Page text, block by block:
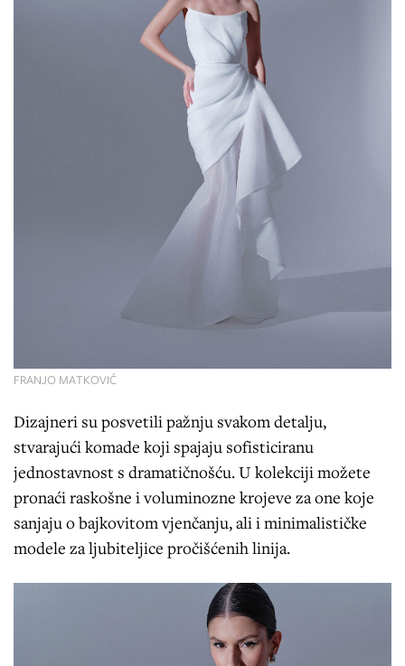
FRANJO MATKOVIĆ
Dizajneri su posvetili pažnju svakom detalju,
stvarajući komade koji spajaju sofisticiranu
jednostavnost s dramatičnošću. U kolekciji možete
pronaći raskošne i voluminozne krojeve za one koje
sanjaju o bajkovitom vjenčanju, ali i minimalističke
modele za ljubiteljice pročišćenih linija.